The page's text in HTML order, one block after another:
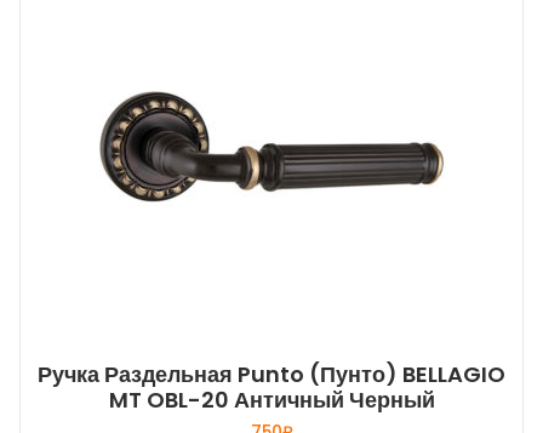
Ручка Раздельная Punto (Пунто) BELLAGIO
MT OBL-20 Античный Черный